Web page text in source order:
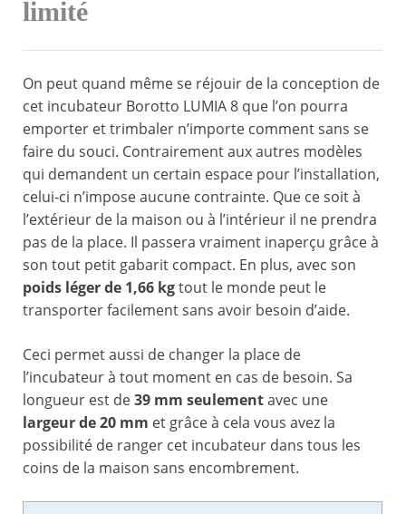
limité
On peut quand même se réjouir de la conception de
cet incubateur Borotto LUMIA 8 que l’on pourra
emporter et trimbaler n’importe comment sans se
faire du souci. Contrairement aux autres modèles
qui demandent un certain espace pour l’installation,
celui-ci n’impose aucune contrainte. Que ce soit à
l’extérieur de la maison ou à l’intérieur il ne prendra
pas de la place. Il passera vraiment inaperçu grâce à
son tout petit gabarit compact. En plus, avec son
poids léger de 1,66 kgtout le monde peut le
transporter facilement sans avoir besoin d’aide.
Ceci permet aussi de changer la place de
l’incubateur à tout moment en cas de besoin. Sa
longueur est de39 mm seulementavec une
largeur de 20 mm et grâce à cela vous avez la
possibilité de ranger cet incubateur dans tous les
coins de la maison sans encombrement.